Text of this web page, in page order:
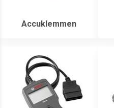
Accuklemmen